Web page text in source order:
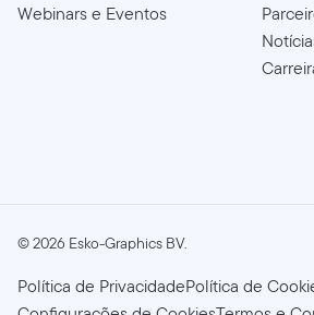
Webinars e Eventos
©2026 Esko-Graphics BV.
Política de PrivacidadePolítica de